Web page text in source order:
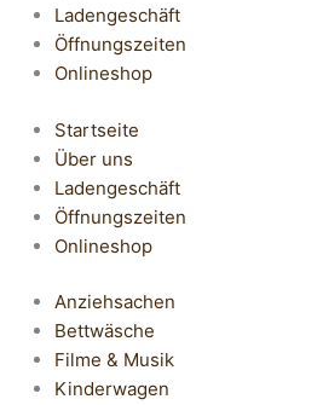
Ladengeschäft
Öffnungszeiten
Onlineshop
Startseite
Über uns
Ladengeschäft
Öffnungszeiten
Onlineshop
Anziehsachen
Bettwäsche
Filme & Musik
Kinderwagen